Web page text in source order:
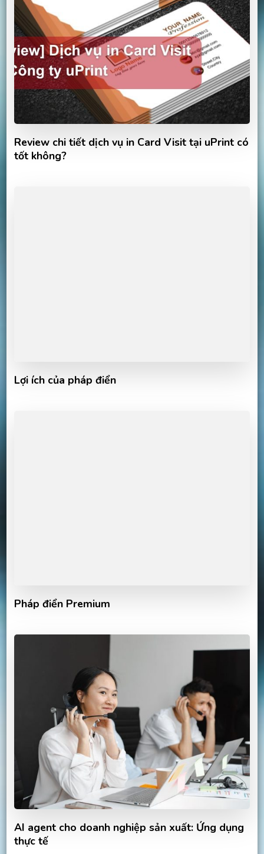
Review chi tiết dịch vụ in Card Visit tại uPrint có
tốt không?
Lợi ích của pháp điển
Pháp điển Premium
AI agent cho doanh nghiệp sản xuất: Ứng dụng
thực tế